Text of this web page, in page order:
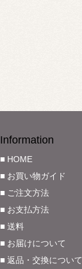
Information
■ HOME
■ お買い物ガイド
■ ご注文方法
■ お支払方法
■ 送料
■ お届けについて
■ 返品・交換について